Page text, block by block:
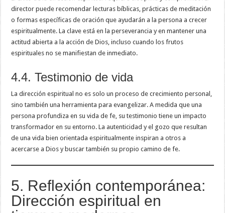
director puede recomendar lecturas bíblicas, prácticas de meditación
o formas específicas de oración que ayudarán a la persona a crecer
espiritualmente. La clave está en la perseverancia y en mantener una
actitud abierta a la acción de Dios, incluso cuando los frutos
espirituales no se manifiestan de inmediato.
4.4. Testimonio de vida
La dirección espiritual no es solo un proceso de crecimiento personal,
sino también una herramienta para evangelizar. A medida que una
persona profundiza en su vida de fe, su testimonio tiene un impacto
transformador en su entorno. La autenticidad y el gozo que resultan
de una vida bien orientada espiritualmente inspiran a otros a
acercarse a Dios y buscar también su propio camino de fe.
5. Reflexión contemporánea:
Dirección espiritual en